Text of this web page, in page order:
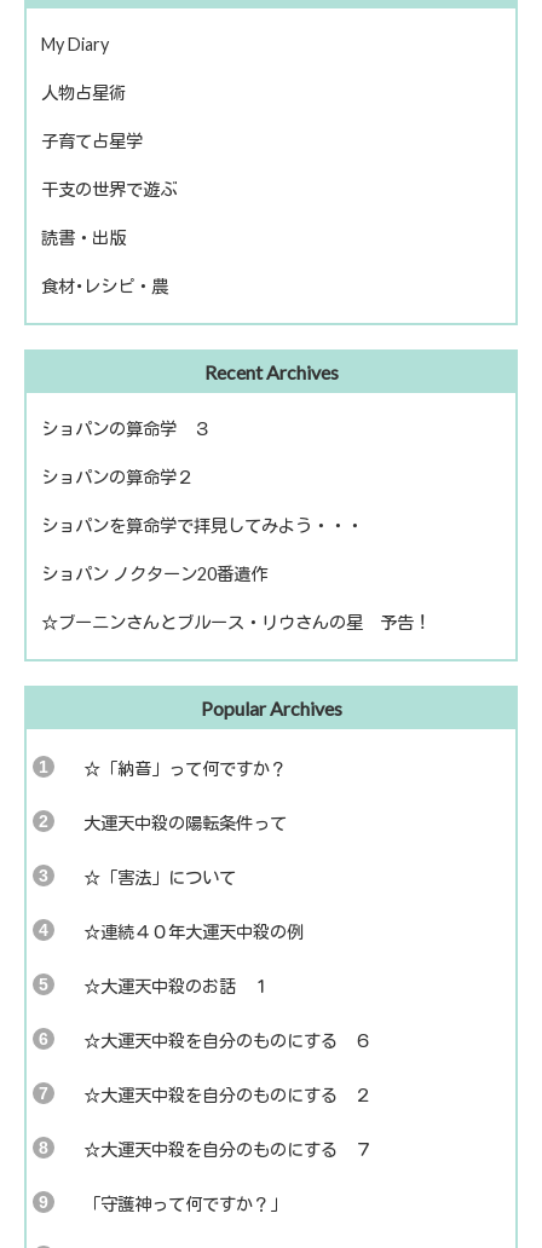
My Diary
ピアノ再開
人物占星術
歴史上の人物
話題の人物
子育て占星学
干支の世界で遊ぶ
きのえねファイル
運命を左右する星について
読書・出版
冬のソナタ
食材･レシピ・農
Recent Archives
ショパンの算命学 ３
ショパンの算命学２
ショパンを算命学で拝見してみよう・・・
ショパン ノクターン20番遺作
☆ブーニンさんとブルース・リウさんの星 予告！
Popular Archives
☆「納音」って何ですか？
大運天中殺の陽転条件って
☆「害法」について
☆連続４０年大運天中殺の例
☆大運天中殺のお話 １
☆大運天中殺を自分のものにする ６
☆大運天中殺を自分のものにする ２
☆大運天中殺を自分のものにする ７
「守護神って何ですか？」